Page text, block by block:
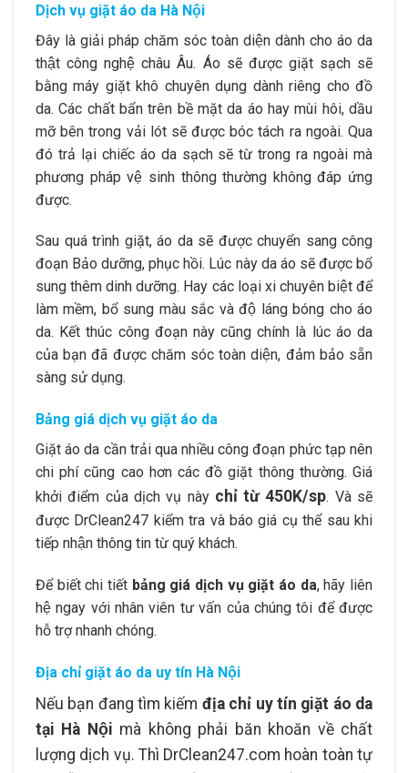
Dịch vụ giặt áo da Hà Nội
Đây là giải pháp chăm sóc toàn diện dành cho áo da
thật công nghệ châu Âu. Áo sẽ được giặt sạch sẽ
bằng máy giặt khô chuyên dụng dành riêng cho đồ
da. Các chất bẩn trên bề mặt da áo hay mùi hôi, dầu
mỡ bên trong vải lót sẽ được bóc tách ra ngoài. Qua
đó trả lại chiếc áo da sạch sẽ từ trong ra ngoài mà
phương pháp vệ sinh thông thường không đáp ứng
được.
Sau quá trình giặt, áo da sẽ được chuyển sang công
đoạn Bảo dưỡng, phục hồi. Lúc này da áo sẽ được bổ
sung thêm dinh dưỡng. Hay các loại xi chuyên biệt để
làm mềm, bổ sung màu sắc và độ láng bóng cho áo
da. Kết thúc công đoạn này cũng chính là lúc áo da
của bạn đã được chăm sóc toàn diện, đảm bảo sẵn
sàng sử dụng.
Bảng giá dịch vụ giặt áo da
Giặt áo da cần trải qua nhiều công đoạn phức tạp nên
chi phí cũng cao hơn các đồ giặt thông thường. Giá
khởi điểm của dịch vụ này chỉ từ 450K/sp. Và sẽ
được DrClean247 kiểm tra và báo giá cụ thể sau khi
tiếp nhận thông tin từ quý khách.
Để biết chi tiết bảng giá dịch vụ giặt áo da, hãy liên
hệ ngay với nhân viên tư vấn của chúng tôi để được
hỗ trợ nhanh chóng.
Địa chỉ giặt áo da uy tín Hà Nội
Nếu bạn đang tìm kiếm địa chỉ uy tín giặt áo da
tại Hà Nội mà không phải băn khoăn về chất
lượng dịch vụ. Thì DrClean247.com hoàn toàn tự